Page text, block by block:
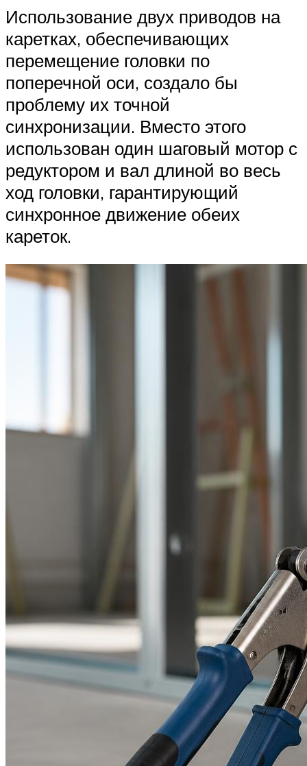
Использование двух приводов на
каретках, обеспечивающих
перемещение головки по
поперечной оси, создало бы
проблему их точной
синхронизации. Вместо этого
использован один шаговый мотор с
редуктором и вал длиной во весь
ход головки, гарантирующий
синхронное движение обеих
кареток.